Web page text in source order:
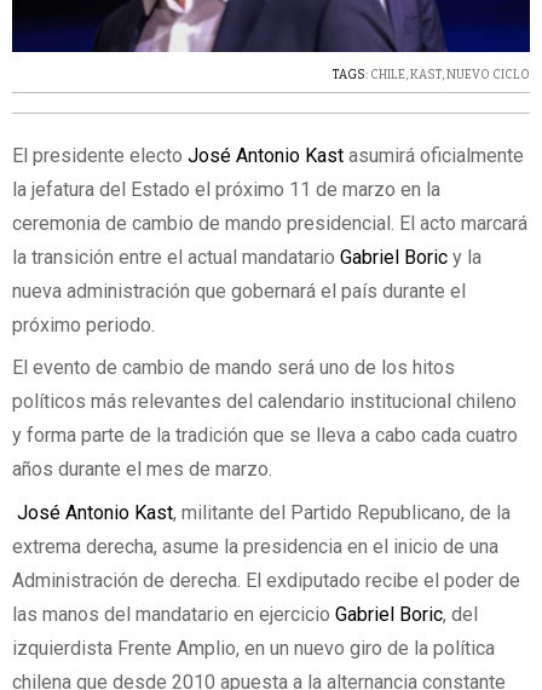
TAGS: CHILE,KAST,NUEVO CICLO
El presidente electo José Antonio Kast asumirá oficialmente
la jefatura del Estado el próximo 11 de marzo en la
ceremonia de cambio de mando presidencial. El acto marcará
la transición entre el actual mandatario Gabriel Boric y la
nueva administración que gobernará el país durante el
próximo periodo.
El evento de cambio de mando será uno de los hitos
políticos más relevantes del calendario institucional chileno
y forma parte de la tradición que se lleva a cabo cada cuatro
años durante el mes de marzo.
José Antonio Kast, militante del Partido Republicano, de la
extrema derecha, asume la presidencia en el inicio de una
Administración de derecha. El exdiputado recibe el poder de
las manos del mandatario en ejercicio Gabriel Boric, del
izquierdista Frente Amplio, en un nuevo giro de la política
chilena que desde 2010 apuesta a la alternancia constante